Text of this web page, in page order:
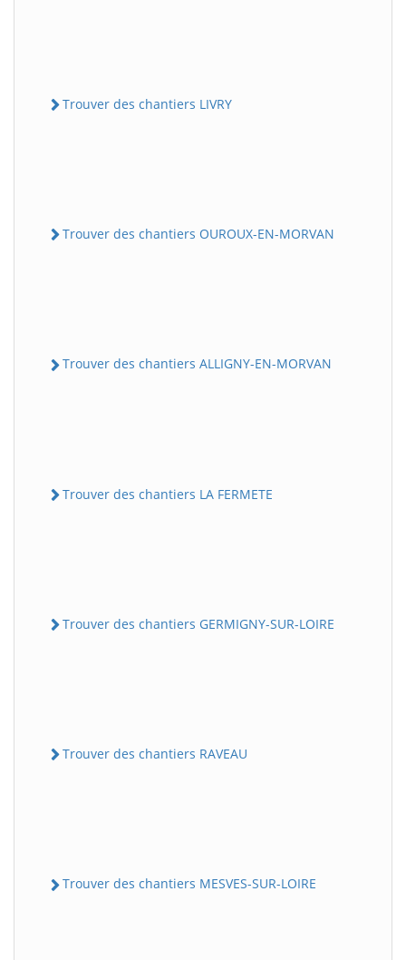
Trouver des chantiers LIVRY
Trouver des chantiers OUROUX-EN-MORVAN
Trouver des chantiers ALLIGNY-EN-MORVAN
Trouver des chantiers LA FERMETE
Trouver des chantiers GERMIGNY-SUR-LOIRE
Trouver des chantiers RAVEAU
Trouver des chantiers MESVES-SUR-LOIRE